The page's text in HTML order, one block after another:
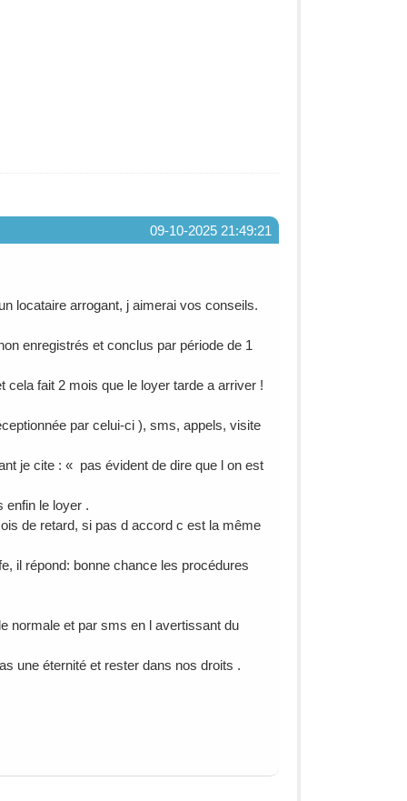
09-10-2025 21:49:21
locataire arrogant, j aimerai vos conseils.
enregistrés et conclus par période de 1
fait 2 mois que le loyer tarde a arriver !
par celui-ci ), sms, appels, visite
je cite : « pas évident de dire que l on est
enfin le loyer .
de retard, si pas d accord c est la même
il répond: bonne chance les procédures
normale et par sms en l avertissant du
une éternité et rester dans nos droits .